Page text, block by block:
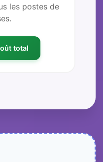
les postes de
total